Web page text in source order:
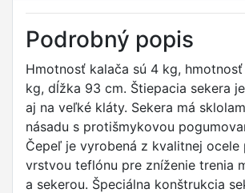
Podrobný popis
Hmotnosť kalača sú 4 kg, hmotnosť
kg, dĺžka 93 cm. Štiepacia sekera
aj na veľké kláty. Sekera má
násadu s protišmykovou
Čepeľ je vyrobená z kvalitnej ocele
vrstvou teflónu pre zníženie trenia
a sekerou. Špeciálna konštrukcia